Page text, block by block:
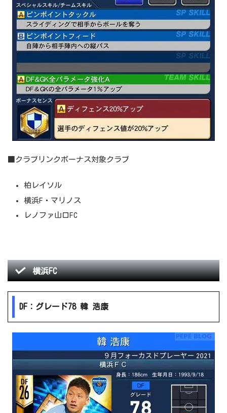
■クラブリンクボーナス対象クラブ
柏レイソル
横浜F・マリノス
レノファ山口FC
横浜FC
DF：グレード78 韓 浩康